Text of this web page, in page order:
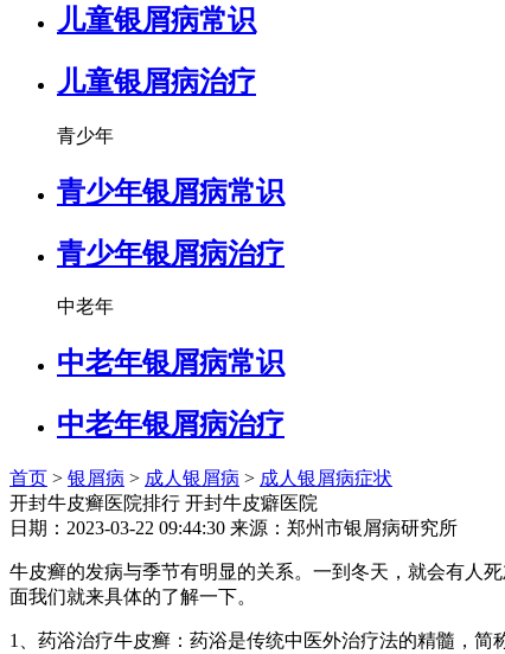
儿童银屑病常识
儿童银屑病治疗
青少年
青少年银屑病常识
青少年银屑病治疗
中老年
中老年银屑病常识
中老年银屑病治疗
首页 > 银屑病 > 成人银屑病 > 成人银屑病症状
开封牛皮癣医院排行 开封牛皮癖医院
日期：2023-03-22 09:44:30 来源：郑州市银屑病研究所
牛皮癣的发病与季节有明显的关系。一到冬天，就会有人
面我们就来具体的了解一下。
1、药浴治疗牛皮癣：药浴是传统中医外治疗法的精髓，